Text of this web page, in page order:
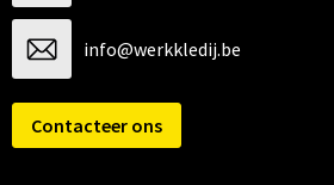
info@werkkledij.be
Contacteer ons